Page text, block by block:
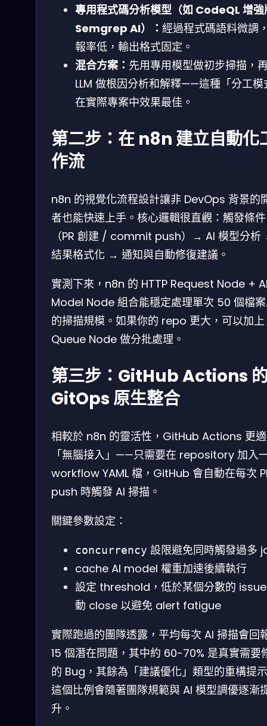
專用程式碼分析模型（如 CodeQL 增強
Semgrep AI）： 經過程式碼語料微調
報率低，輸出格式固定。
混合方案： 先用專用模型做初步掃描，
LLM 做根因分析和解釋——這種「分工模
在實際專案中效果最佳。
第二步：在 n8n 建立自動化
作流
n8n 的視覺化流程設計讓非 DevOps 背景的
者也能快速上手。核心邏輯很直觀：觸發條件
（PR 創建 / commit push）→ AI 模型分
結果格式化 → 通知與自動修復建議。
實測下來，n8n 的 HTTP Request Node +
Model Node 組合能穩定處理單次 50 個檔
的掃描規模。如果你的 repo 更大，可以加上
Queue Node 做分批處理。
第三步：GitHub Actions
GitOps 原生整合
相較於 n8n 的靈活性，GitHub Actions 更
「無腦接入」——只需要在 repository 加入
workflow YAML 檔，GitHub 會自動在每次
push 時觸發 AI 掃描。
關鍵參數設定：
concurrency 設限避免同時觸發過多
cache AI model 權重加速後續執行
設定 threshold，低於某個分數的
動 close 以避免 alert fatigue
實際跑過的團隊透露，平均每次 AI 掃描會回
15 個潛在問題，其中約 60-70% 是真實需要
的 Bug，其餘為「建議優化」類型的重構提
這個比例會隨著團隊規範與 AI 模型調優逐漸
升。